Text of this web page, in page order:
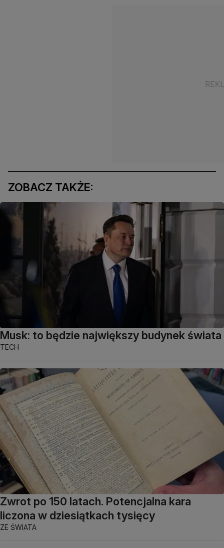
ZOBACZ TAKŻE:
Musk: to będzie największy budynek świata
TECH
Zwrot po 150 latach. Potencjalna kara
liczona w dziesiątkach tysięcy
ZE ŚWIATA